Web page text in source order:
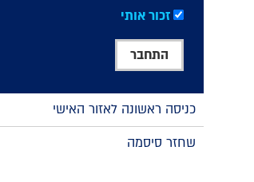
זכור אותי
כניסה ראשונה לאזור האישי
שחזר סיסמה